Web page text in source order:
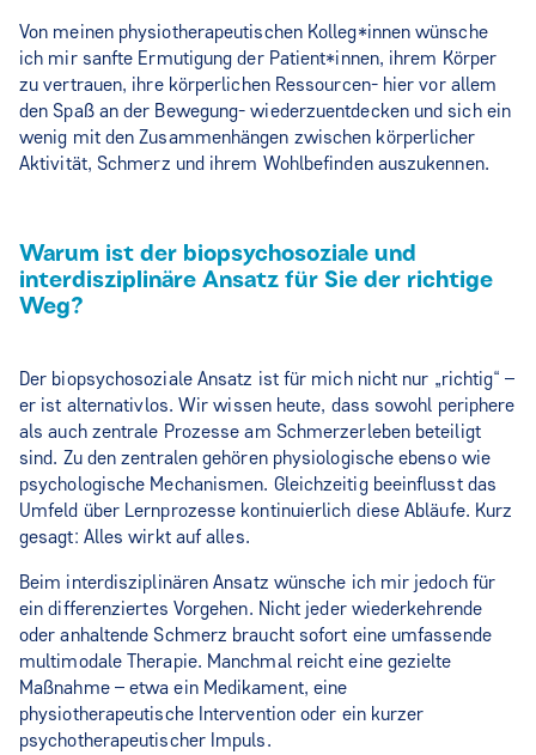
Von meinen physiotherapeutischen Kolleg*innen wünsche
ich mir sanfte Ermutigung der Patient*innen, ihrem Körper
zu vertrauen, ihre körperlichen Ressourcen- hier vor allem
den Spaß an der Bewegung- wiederzuentdecken und sich ein
wenig mit den Zusammenhängen zwischen körperlicher
Aktivität, Schmerz und ihrem Wohlbefinden auszukennen.
Warum ist der biopsychosoziale und
interdisziplinäre Ansatz für Sie der richtige
Weg?
Der biopsychosoziale Ansatz ist für mich nicht nur „richtig“ –
er ist alternativlos. Wir wissen heute, dass sowohl periphere
als auch zentrale Prozesse am Schmerzerleben beteiligt
sind. Zu den zentralen gehören physiologische ebenso wie
psychologische Mechanismen. Gleichzeitig beeinflusst das
Umfeld über Lernprozesse kontinuierlich diese Abläufe. Kurz
gesagt: Alles wirkt auf alles.
Beim interdisziplinären Ansatz wünsche ich mir jedoch für
ein differenziertes Vorgehen. Nicht jeder wiederkehrende
oder anhaltende Schmerz braucht sofort eine umfassende
multimodale Therapie. Manchmal reicht eine gezielte
Maßnahme – etwa ein Medikament, eine
physiotherapeutische Intervention oder ein kurzer
psychotherapeutischer Impuls.